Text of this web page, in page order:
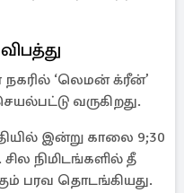
‘லெமன் க்ரீன்’
வருகிறது.
இன்று காலை 9;30
நிமிடங்களில் தீ
பரவ தொடங்கியது.